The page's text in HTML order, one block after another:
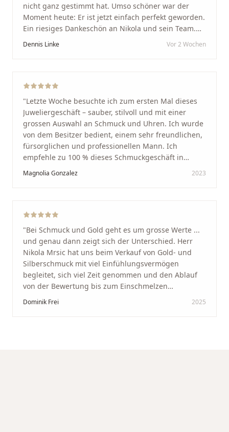
nicht ganz gestimmt hat. Umso schöner war der
Moment heute: Er ist jetzt einfach perfekt geworden.
Ein riesiges Dankeschön an Nikola und sein Team.
Vom ersten Termin an wurden wir jedes Mal
Arbeit und seine Kunden wirklich am Herzen liegen.
Service und echte Herzlichkeit schätzt, ist hier genau
richtig."
Dennis Linke Vor 2 Wochen
"Letzte Woche besuchte ich zum ersten Mal dieses
Juweliergeschäft – sauber, stilvoll und mit einer
grossen Auswahl an Schmuck und Uhren. Ich wurde
von dem Besitzer bedient, einem sehr freundlichen,
fürsorglichen und professionellen Mann. Ich
empfehle zu 100 % dieses Schmuckgeschäft in
Schaffhausen. Ich selbst war sehr zufrieden und
glücklich mit der Behandlung. Ich danke Ihnen – ich
Magnolia Gonzalez 2023
"Bei Schmuck und Gold geht es um grosse Werte ...
und genau dann zeigt sich der Unterschied. Herr
Nikola Mrsic hat uns beim Verkauf von Gold- und
Silberschmuck mit viel Einfühlungsvermögen
begleitet, sich viel Zeit genommen und den Ablauf
von der Bewertung bis zum Einschmelzen
transparent und angenehm gestaltet. Diskreter,
Dominik Frei 2025